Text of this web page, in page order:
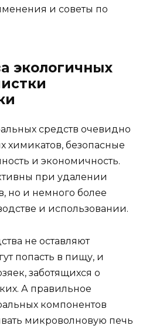
и советы по
экологичных
средств очевидно
химикатов, безопасные
и экономичность.
при удалении
но и немного более
и использовании.
не оставляют
попасть в пищу, и
заботящихся о
А правильное
компонентов
микроволновую печь